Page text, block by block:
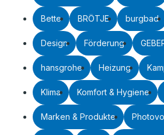
Bette BRÖTJE burgbad
Design Förderung
hansgrohe Heizung
Klima Komfort & Hygiene
Marken & Produkte